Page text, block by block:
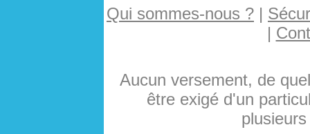
Qui sommes-nous ? |
|
Aucun versement, de
être exigé d'un